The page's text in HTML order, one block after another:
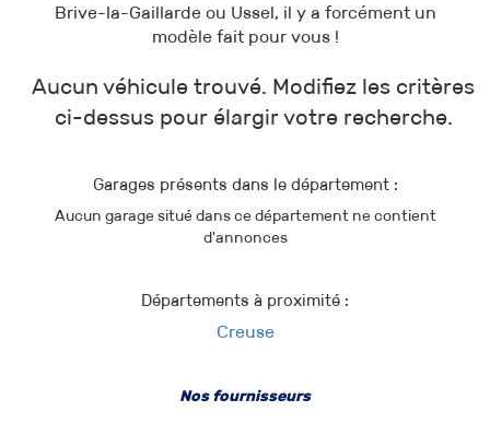
Brive-la-Gaillarde ou Ussel, il y a forcément un
modèle fait pour vous !
Aucun véhicule trouvé. Modifiez les critères
ci-dessus pour élargir votre recherche.
Garages présents dans le département :
Aucun garage situé dans ce département ne contient
d'annonces
Départements à proximité :
Creuse
Nos fournisseurs